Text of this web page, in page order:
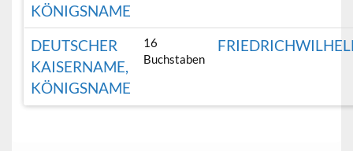
KÖNIGSNAME
DEUTSCHER
KAISERNAME,
KÖNIGSNAME
16
Buchstaben